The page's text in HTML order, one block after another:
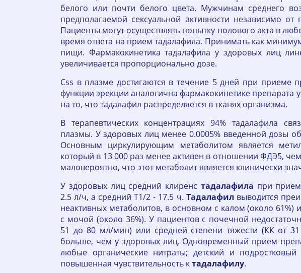
белого или почти белого цвета. Мужчинам среднего
предполагаемой сексуальной активности независимо
Пациенты могут осуществлять попытку полового акта в
время ответа на прием тадалафила. Принимать как
пищи. Фармакокинетика тадалафила у здоровых лиц
увеличивается пропорционально дозе.
Css в плазме достигаются в течение 5 дней при приеме
функции эрекции аналогична фармакокинетике препарата
на то, что тадалафил распределяется в тканях организма.
В терапевтических концентрациях 94% тадалафила
плазмы. У здоровых лиц менее 0.0005% введенной дозы
Основным циркулирующим метаболитом является
который в 13 000 раз менее активен в отношении ФДЭ5,
маловероятно, что этот метаболит является клинически
У здоровых лиц средний клиренс тадалафила при
2.5 л/ч, а средний T1/2 - 17.5 ч. Тадалафил выводится
неактивных метаболитов, в основном с калом (около 61%)
с мочой (около 36%). У пациентов с почечной
51 до 80 мл/мин) или средней степени тяжести (КК от
больше, чем у здоровых лиц. Одновременный прием
любые органические нитраты; детский и
повышенная чувствительность ктадалафилу.